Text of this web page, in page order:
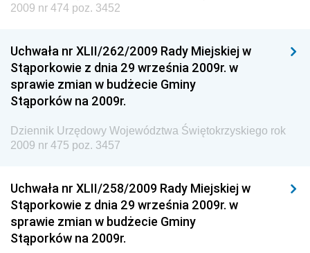
Dziennik Urzędowy Ministra Kultury, Dziedzictwa
Dziennik Urzędowy Ministra Rodziny i Polityki
Społecznej
Dziennik Urzędowy Komendy Głównej Straży
Granicznej
Dziennik Urzędowy Głównego Inspektoratu Transportu
Drogowego
Dziennik Urzędowy Komendy Głównej Policji
Dziennik Urzędowy Ministra Pracy i Polityki
Społecznej
2009 nr 474 poz. 3452
Uchwała nr XLII/262/2009 Rady Miejskiej w
Stąporkowie z dnia 29 września 2009r. w
sprawie zmian w budżecie Gminy
Stąporków na 2009r.
Dziennik Urzędowy Województwa Świętokrzyskiego rok
2009 nr 475 poz. 3457
Uchwała nr XLII/258/2009 Rady Miejskiej w
Stąporkowie z dnia 29 września 2009r. w
sprawie zmian w budżecie Gminy
Stąporków na 2009r.